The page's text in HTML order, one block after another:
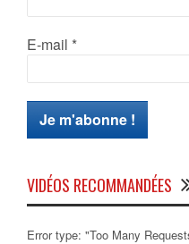
E-mail *
VIDÉOS RECOMMANDÉES
Error type: "Too Many